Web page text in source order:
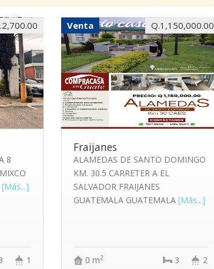
8
[Más...]
1
Venta Q.1,150,000.00
Fraijanes
ALAMEDAS DE SANTO DOMINGO
KM. 30.5 CARRETER A EL
SALVADOR FRAIJANES
GUATEMALA GUATEMALA [Más...]
0 m2 2
3